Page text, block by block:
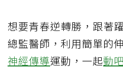
想要青春逆轉勝，跟著
總監醫師，利用簡單的
神經傳導運動，一起動